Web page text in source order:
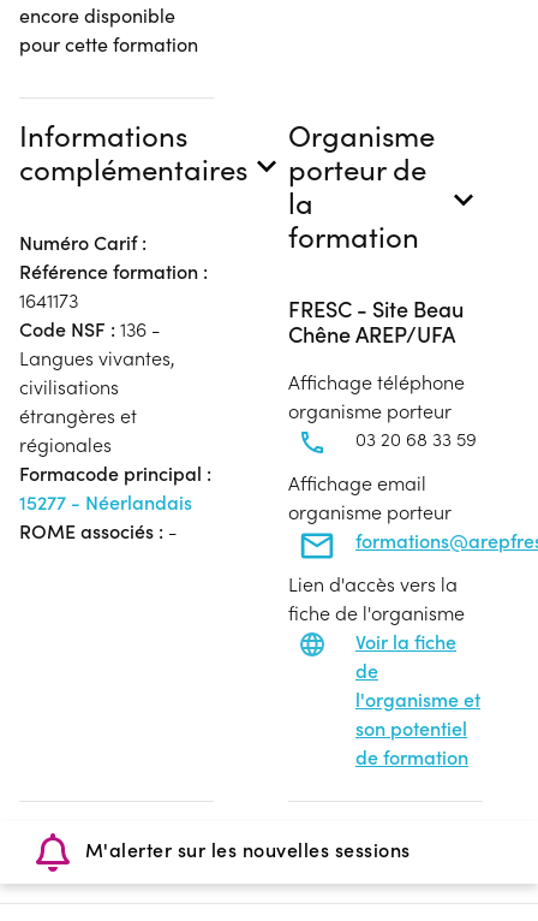
encore disponible
pour cette formation
Informations
complémentaires
Numéro Carif :
Référence formation :
1641173
Code NSF : 136 -
Langues vivantes,
civilisations
étrangères et
régionales
Formacode principal :
15277 - Néerlandais
ROME associés : -
Organisme
porteur de
la
formation
FRESC - Site Beau
Chêne AREP/UFA
Affichage téléphone
organisme porteur
03 20 68 33 59
Affichage email
organisme porteur
Lien d'accès vers la
fiche de l'organisme
Voir la fiche
de
l'organisme et
son potentiel
de formation
M'alerter sur les nouvelles sessions